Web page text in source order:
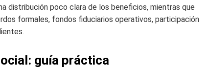
distribución poco clara de los beneficios, mientras que
formales, fondos fiduciarios operativos, participación
guía práctica